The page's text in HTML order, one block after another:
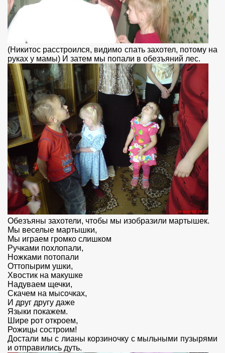
(Никитос расстроился, видимо спать захотел, потому на
руках у мамы) И затем мы попали в обезъяний лес.
Обезъяны захотели, чтобы мы изобразили мартышек.
Мы веселые мартышки,
Мы играем громко слишком
Ручками похлопали,
Ножками потопали
Оттопырим ушки,
Хвостик на макушке
Надуваем щечки,
Скачем на мысочках,
И друг другу даже
Языки покажем.
Шире рот откроем,
Рожицы состроим!
Достали мы с лианы корзиночку с мыльными пузырями
и отправились дуть.